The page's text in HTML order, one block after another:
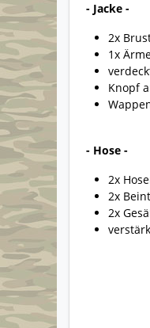
- Jacke -
2x
1x
Knopf
- Hose -
2x
2x
2x